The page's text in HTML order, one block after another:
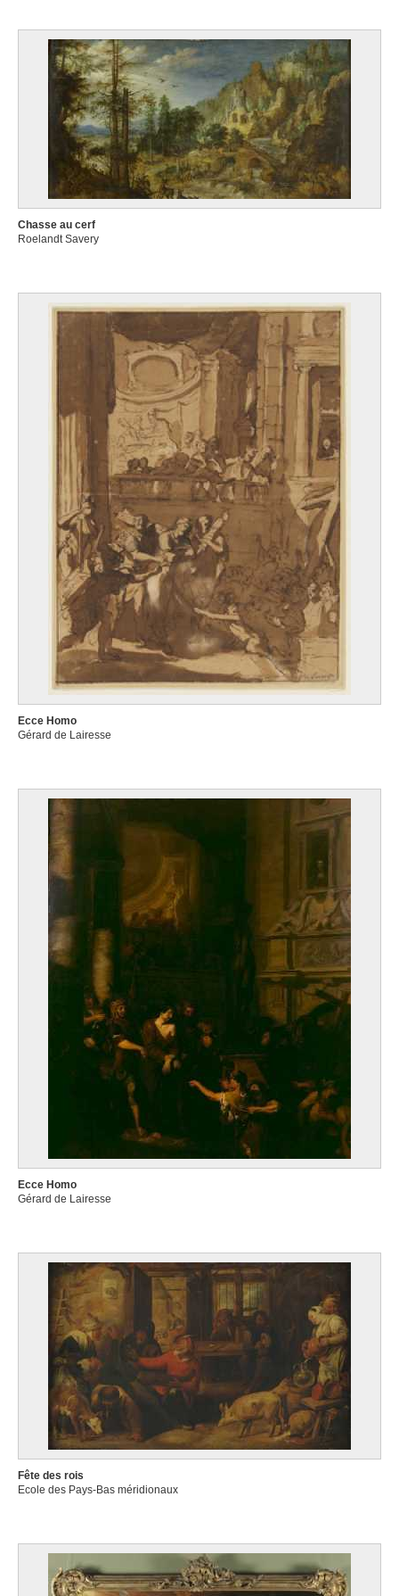
Chasse au cerf
Roelandt Savery
Ecce Homo
Gérard de Lairesse
Ecce Homo
Gérard de Lairesse
Fête des rois
Ecole des Pays-Bas méridionaux